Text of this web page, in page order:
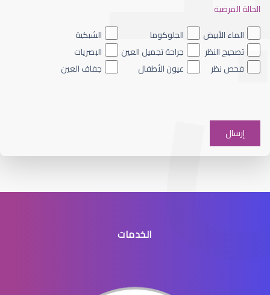
الماء الأزرق داخل العين
الماء الأزرق في العيون
الحالة المرضية
الماء الأبيض
الجلوكوما
الشبكية
تصحيح النظر
جراحة تجميل العين
البصريات
فحص نظر
عيون الأطفال جفاف العين
الخدمات